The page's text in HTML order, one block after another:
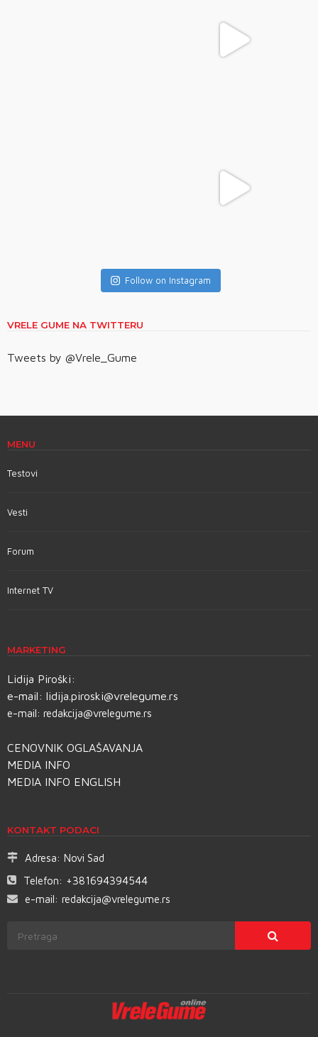
Follow on Instagram
VRELE GUME NA TWITTERU
Tweets by @Vrele_Gume
MENU
Testovi
Vesti
Forum
Internet TV
MARKETING
Lidija Piroški:
e-mail: lidija.piroski@vrelegume.rs
e-mail: redakcija@vrelegume.rs
CENOVNIK OGLAŠAVANJA
MEDIA INFO
MEDIA INFO ENGLISH
KONTAKT PODACI
Adresa: Novi Sad
Telefon: +381694394544
e-mail: redakcija@vrelegume.rs